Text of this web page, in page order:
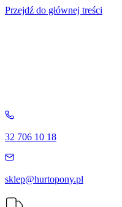
Przejdź do głównej treści
32 706 10 18
sklep@hurtopony.pl